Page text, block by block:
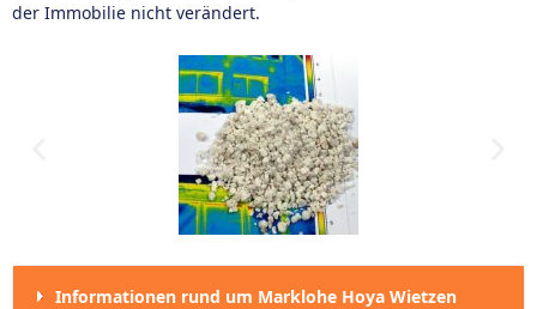
der Immobilie nicht verändert.
Informationen rund um Marklohe Hoya Wietzen